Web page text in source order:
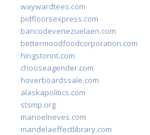
waywardtees.com
pidfloorsexpress.com
bancodevenezuelaen.com
bettermoodfoodcorporation.com
hingstonnt.com
chooseagender.com
hoverboardssale.com
alaskapolitics.com
stsmp.org
manoelneves.com
mandelaeffectlibrary.com